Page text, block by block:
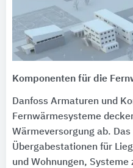
Komponenten für die
Danfoss Armaturen und
Fernwärmesysteme
Wärmeversorgung ab.
Übergabestationen für
und Wohnungen, Systeme